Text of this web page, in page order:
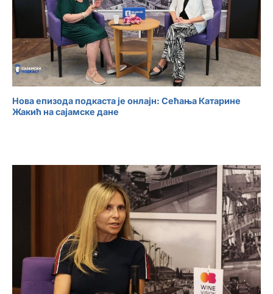
Нова епизода подкаста је онлајн: Сећања Катарине
Жакић на сајамске дане